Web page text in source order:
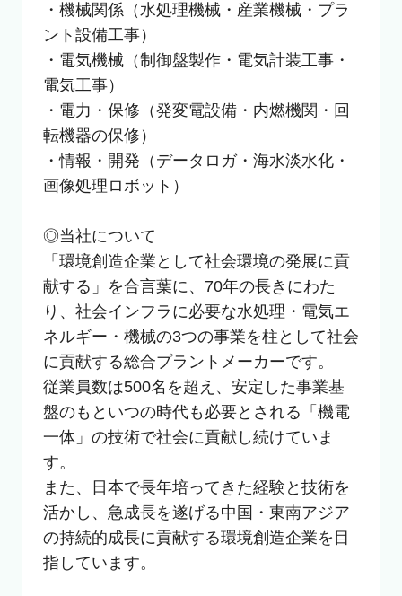
・機械関係（水処理機械・産業機械・プラ
ント設備工事）
・電気機械（制御盤製作・電気計装工事・
電気工事）
・電力・保修（発変電設備・内燃機関・回
転機器の保修）
・情報・開発（データロガ・海水淡水化・
画像処理ロボット）
◎当社について
「環境創造企業として社会環境の発展に貢
献する」を合言葉に、70年の長きにわた
り、社会インフラに必要な水処理・電気エ
ネルギー・機械の3つの事業を柱として社会
に貢献する総合プラントメーカーです。
従業員数は500名を超え、安定した事業基
盤のもといつの時代も必要とされる「機電
一体」の技術で社会に貢献し続けていま
す。
また、日本で長年培ってきた経験と技術を
活かし、急成長を遂げる中国・東南アジア
の持続的成長に貢献する環境創造企業を目
指しています。